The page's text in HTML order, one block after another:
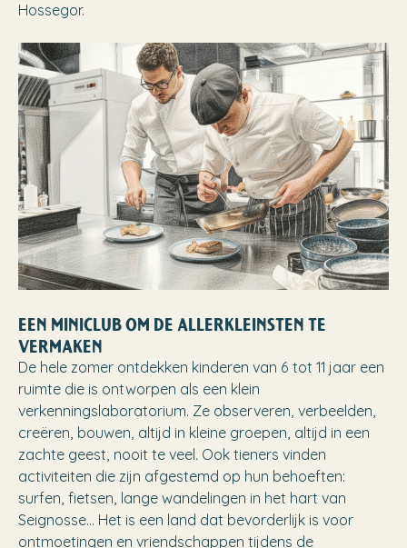
Hossegor.
EEN MINICLUB OM DE ALLERKLEINSTEN TE
VERMAKEN
De hele zomer ontdekken kinderen van 6 tot 11 jaar een
ruimte die is ontworpen als een klein
verkenningslaboratorium. Ze observeren, verbeelden,
creëren, bouwen, altijd in kleine groepen, altijd in een
zachte geest, nooit te veel. Ook tieners vinden
activiteiten die zijn afgestemd op hun behoeften:
surfen, fietsen, lange wandelingen in het hart van
Seignosse... Het is een land dat bevorderlijk is voor
ontmoetingen en vriendschappen tijdens de